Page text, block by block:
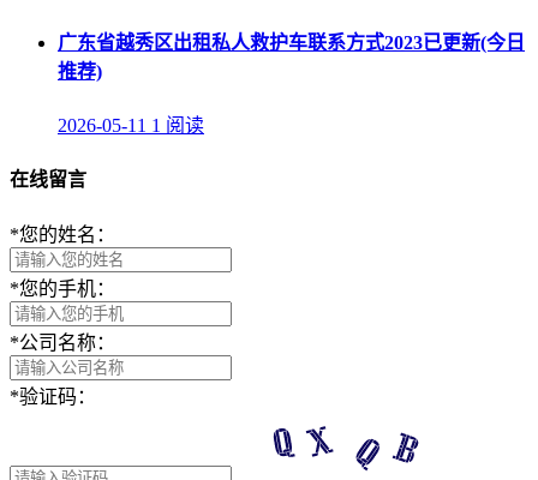
广东省越秀区出租私人救护车联系方式2023已更新(今日
推荐)
2026-05-11 1 阅读
在线留言
*您的姓名：
*您的手机：
*公司名称：
*验证码：